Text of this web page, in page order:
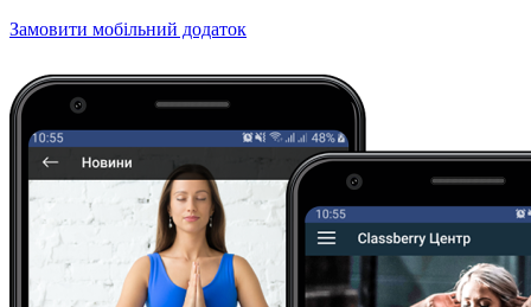
Замовити мобільний додаток